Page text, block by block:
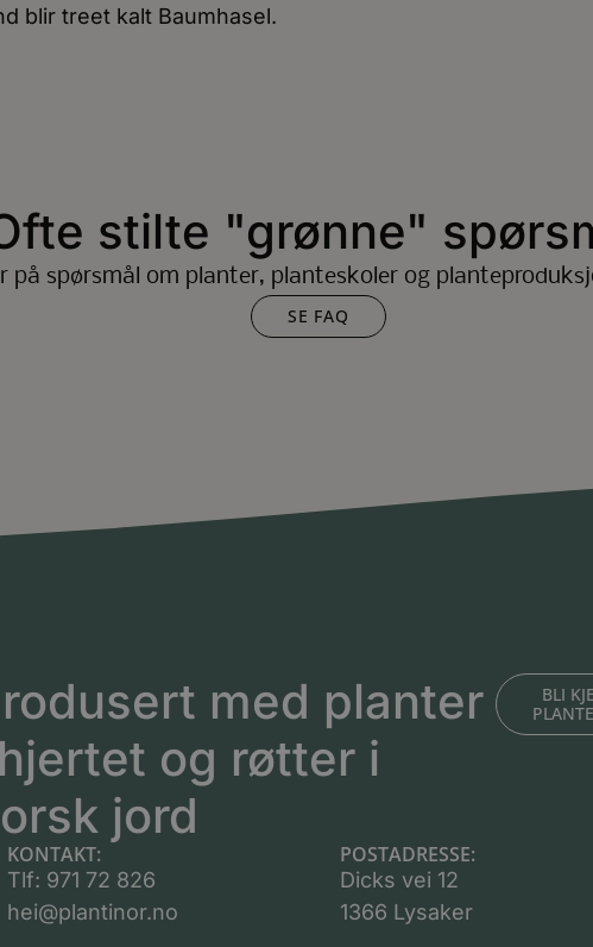
blir treet kalt Baumhasel.
stilte "grønne"
på spørsmål om planter, planteskoler og
SE FAQ
med planter
og røtter i
jord
BLI
KONTAKT:
Tlf: 971 72 826
hei@plantinor.no
POSTADRESSE:
Dicks vei 12
1366 Lysaker